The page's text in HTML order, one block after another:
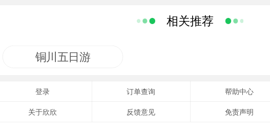
相关推荐
铜川五日游
登录 订单查询 帮助中心
关于欣欣 反馈意见 免责声明